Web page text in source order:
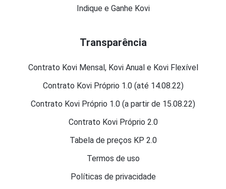
Indique e Ganhe Kovi
Transparência
Contrato Kovi Mensal, Kovi Anual e Kovi Flexível
Contrato Kovi Próprio 1.0 (até 14.08.22)
Contrato Kovi Próprio 1.0 (a partir de 15.08.22)
Contrato Kovi Próprio 2.0
Tabela de preços KP 2.0
Termos de uso
Políticas de privacidade